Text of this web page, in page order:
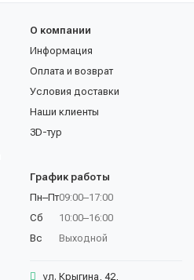
О компании
Информация
Оплата и возврат
Условия доставки
Наши клиенты
3D-тур
График работы
Пн–Пт
Сб
Вс
09:00–17:00
10:00–16:00
Выходной
ул. Крыгина, 42,